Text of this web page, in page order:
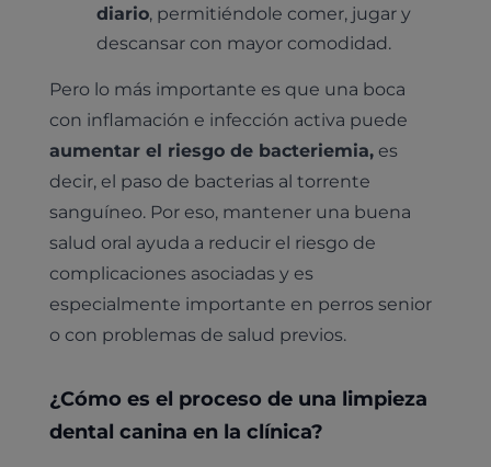
diario, permitiéndole comer, jugar y
descansar con mayor comodidad.
Pero lo más importante es que una boca
con inflamación e infección activa puede
aumentar el riesgo de bacteriemia,es
decir, el paso de bacterias al torrente
sanguíneo. Por eso, mantener una buena
salud oral ayuda a reducir el riesgo de
complicaciones asociadas y es
especialmente importante en perros senior
o con problemas de salud previos.
¿Cómo es el proceso de una limpieza
dental canina en la clínica?